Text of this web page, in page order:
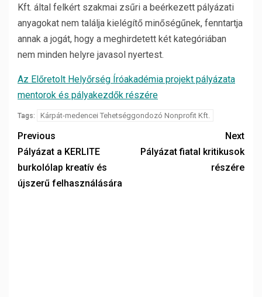
Kft. által felkért szakmai zsűri a beérkezett pályázati
anyagokat nem találja kielégítő minőségűnek, fenntartja
annak a jogát, hogy a meghirdetett két kategóriában
nem minden helyre javasol nyertest.
Az Előretolt Helyőrség Íróakadémia projekt pályázata
mentorok és pályakezdők részére
Tags: Kárpát-medencei Tehetséggondozó Nonprofit Kft.
Previous
Pályázat a KERLITE
burkolólap kreatív és
újszerű felhasználására
Next
Pályázat fiatal kritikusok
részére